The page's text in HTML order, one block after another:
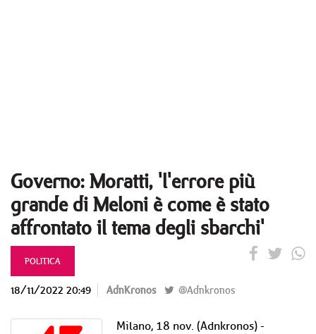
Governo: Moratti, 'l'errore più
grande di Meloni è come è stato
affrontato il tema degli sbarchi'
POLITICA
18/11/2022 20:49 AdnKronos @Adnkronos
Milano, 18 nov. (Adnkronos) -